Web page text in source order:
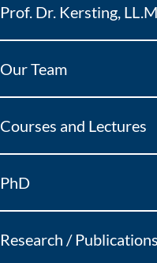
Prof. Dr. Kersting,
Our Team
Courses and Lectures
PhD
Research / Publications